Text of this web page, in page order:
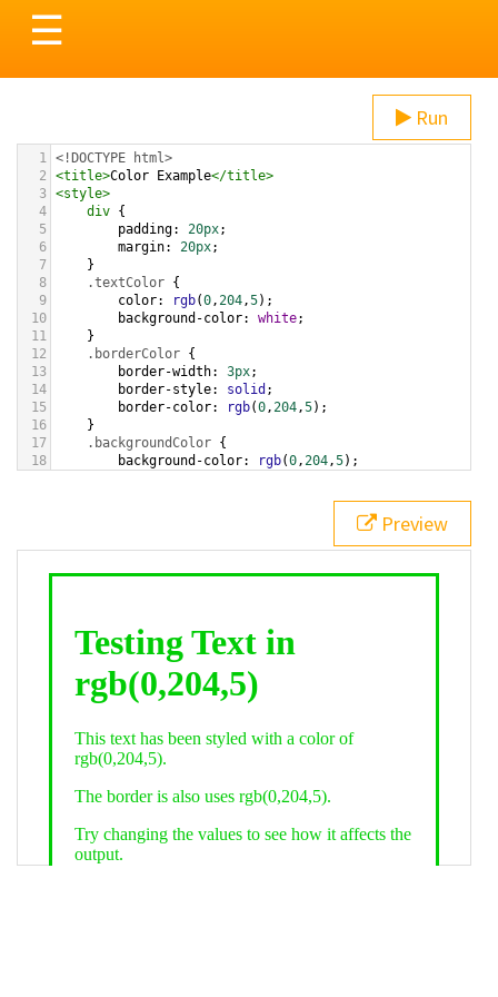
Toggle
navigation
☰
Run
1 <!DOCTYPE html>
2
<title>Color Example</title>
3 <style>
4
div {
5
padding: 20px;
6
margin: 20px;
7
}
8
.textColor {
9
color: rgb(0,204,5);
10
background-color: white;
11
}
12
.borderColor {
13
border-width: 3px;
14
border-style: solid ;
15
border-color: rgb(0,204,5);
16
}
17
.backgroundColor {
18
background-color: rgb(0,204,5);
bottom ,
white, rgb(0,204,5));
div class="textColor borderColor"
< h1>Testing Text in rgb(0,204,5)
Preview